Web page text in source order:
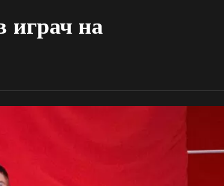
играч на